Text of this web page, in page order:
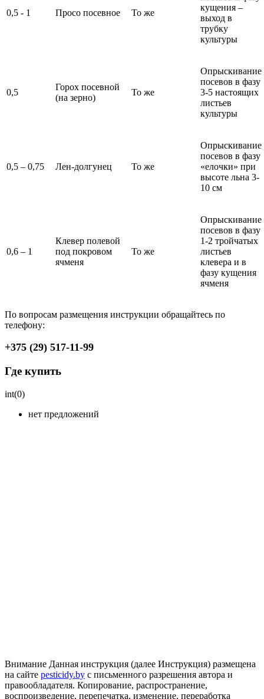
0,5 - 1 Просо посевное То же
кущения –
выход в
трубку
культуры
0,5
Горох посевной
(на зерно)
То же
Опрыскивание
посевов в фазу
3-5 настоящих
листьев
культуры
0,5 – 0,75 Лен-долгунец То же
Опрыскивание
посевов в фазу
«елочки» при
высоте льна 3-
10 см
0,6 – 1
Клевер полевой
под покровом
ячменя
То же
Опрыскивание
посевов в фазу
1-2 тройчатых
листьев
клевера и в
фазу кущения
ячменя
По вопросам размещения инструкции обращайтесь по
телефону:
+375 (29) 517-11-99
Где купить
int(0)
нет предложений
Внимание Данная инструкция (далее Инструкция) размещена
на сайте pesticidy.by с письменного разрешения автора и
правообладателя. Копирование, распространение,
воспроизведение, перепечатка, изменение, переработка